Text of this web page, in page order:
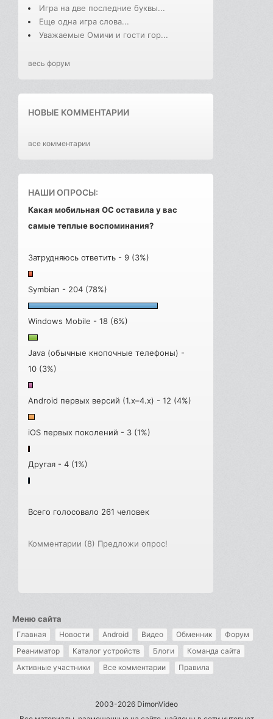
Игра на две последние буквы...
Еще одна игра слова...
Уважаемые Омичи и гости гор...
весь форум
НОВЫЕ КОММЕНТАРИИ
все комментарии
НАШИ ОПРОСЫ:
Какая мобильная ОС оставила у вас
самые теплые воспоминания?
Затрудняюсь ответить - 9 (3%)
Symbian - 204 (78%)
Windows Mobile - 18 (6%)
Java (обычные кнопочные телефоны) -
10 (3%)
Android первых версий (1.x–4.x) - 12 (4%)
iOS первых поколений - 3 (1%)
Другая - 4 (1%)
Всего голосовало 261 человек
Комментарии (8) Предложи опрос!
Меню сайта
Главная Новости Android Видео Обменник
Форум
Реаниматор
Каталог устройств Блоги
Команда сайта
Активные участники
Все комментарии Правила
2003-2026 DimonVideo